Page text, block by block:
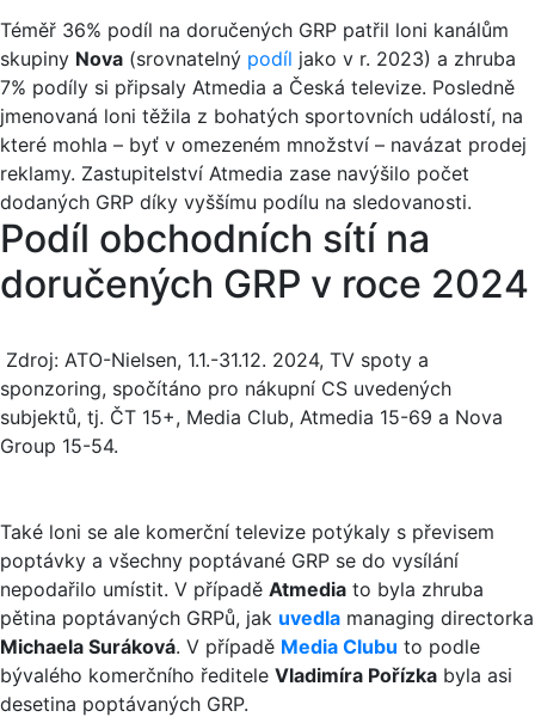
Téměř 36% podíl na doručených GRP patřil loni kanálům
skupiny Nova (srovnatelný podíl jako v r. 2023) a zhruba
7% podíly si připsaly Atmedia a Česká televize. Posledně
jmenovaná loni těžila z bohatých sportovních událostí, na
které mohla – byť v omezeném množství – navázat prodej
reklamy. Zastupitelství Atmedia zase navýšilo počet
dodaných GRP díky vyššímu podílu na sledovanosti.
Podíl obchodních sítí na
doručených GRP v roce 2024
Zdroj: ATO-Nielsen, 1.1.-31.12. 2024, TV spoty a
sponzoring, spočítáno pro nákupní CS uvedených
subjektů, tj. ČT 15+, Media Club, Atmedia 15-69 a Nova
Group 15-54.
Také loni se ale komerční televize potýkaly s převisem
poptávky a všechny poptávané GRP se do vysílání
nepodařilo umístit. V případě Atmedia to byla zhruba
pětina poptávaných GRPů, jak uvedla managing directorka
Michaela Suráková. V případě Media Clubu to podle
bývalého komerčního ředitele Vladimíra Pořízka byla asi
desetina poptávaných GRP.